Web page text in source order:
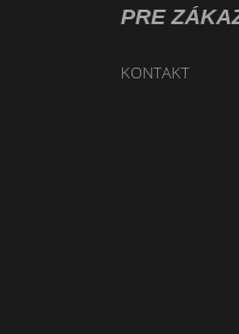
PRE
KONTAKT